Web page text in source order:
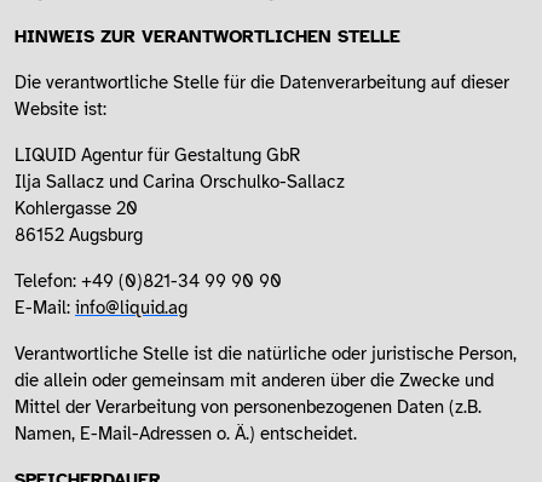
HINWEIS ZUR VERANTWORTLICHEN STELLE
Die verantwortliche Stelle für die Datenverarbeitung auf dieser
Website ist:
LIQUID Agentur für Gestaltung GbR
Ilja Sallacz und Carina Orschulko-Sallacz
Kohlergasse 20
86152 Augsburg
Telefon: +49 (0)821-34 99 90 90
E-Mail: info@liquid.ag
Verantwortliche Stelle ist die natürliche oder juristische Person,
die allein oder gemeinsam mit anderen über die Zwecke und
Mittel der Verarbeitung von personenbezogenen Daten (z.B.
Namen, E-Mail-Adressen o. Ä.) entscheidet.